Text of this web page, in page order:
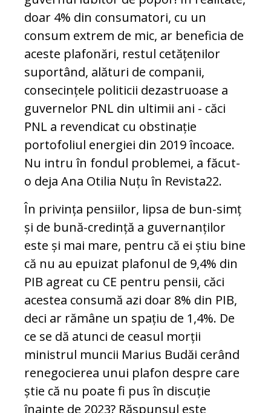
doar 4% din consumatori, cu un
consum extrem de mic, ar beneficia de
aceste plafonări, restul cetățenilor
suportând, alături de companii,
consecințele politicii dezastruoase a
guvernelor PNL din ultimii ani - căci
PNL a revendicat cu obstinație
portofoliul energiei din 2019 încoace.
Nu intru în fondul problemei, a făcut-
o deja Ana Otilia Nuțu în Revista22.
În privința pensiilor, lipsa de bun-simț
și de bună-credință a guvernanților
este și mai mare, pentru că ei știu bine
că nu au epuizat plafonul de 9,4% din
PIB agreat cu CE pentru pensii, căci
acestea consumă azi doar 8% din PIB,
deci ar rămâne un spațiu de 1,4%. De
ce se dă atunci de ceasul morții
ministrul muncii Marius Budăi cerând
renegocierea unui plafon despre care
știe că nu poate fi pus în discuție
înainte de 2023? Răspunsul este